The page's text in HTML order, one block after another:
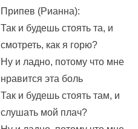
Припев (Рианна):
Так и будешь стоять та, и
смотреть, как я горю?
Ну и ладно, потому что мне
нравится эта боль
Так и будешь стоять там, и
слушать мой плач?